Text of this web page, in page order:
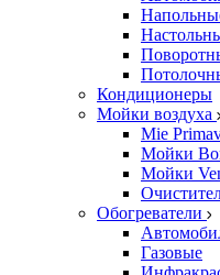
Кондиционеры
Мойки воздуха
Mie
Мойки
Мойки
Обогреватели
Газовые